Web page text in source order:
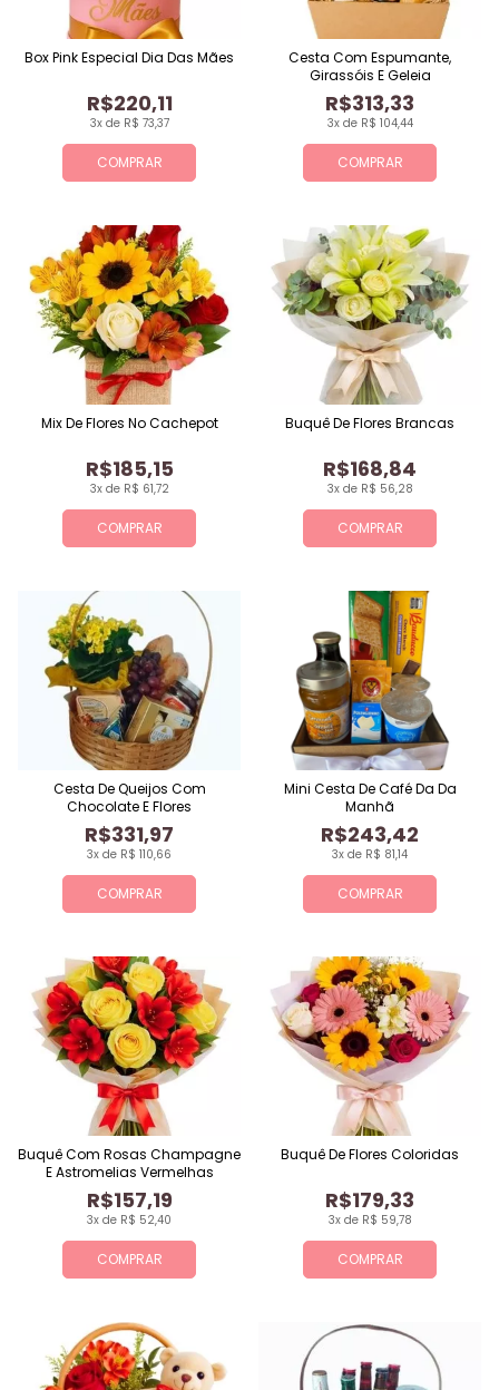
COMPRAR
3x de R$ 73,37
R$220,11
Box Pink Especial Dia Das Mães
COMPRAR
3x de R$ 104,44
R$313,33
Cesta Com Espumante,
Girassóis E Geleia
COMPRAR
3x de R$ 61,72
R$185,15
Mix De Flores No Cachepot
COMPRAR
3x de R$ 56,28
R$168,84
Buquê De Flores Brancas
COMPRAR
3x de R$ 110,66
R$331,97
Cesta De Queijos Com
Chocolate E Flores
COMPRAR
3x de R$ 81,14
R$243,42
Mini Cesta De Café Da Da
Manhã
COMPRAR
3x de R$ 52,40
R$157,19
Buquê Com Rosas Champagne
E Astromelias Vermelhas
COMPRAR
3x de R$ 59,78
R$179,33
Buquê De Flores Coloridas